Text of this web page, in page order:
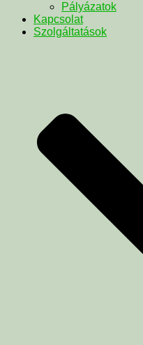
Pályázatok
Kapcsolat
Szolgáltatások